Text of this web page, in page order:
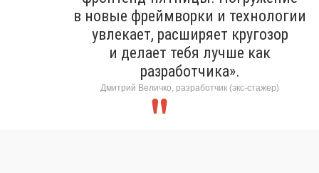
в новые фреймворки и технологии
увлекает, расширяет кругозор
и делает тебя лучше как
разработчика».
Дмитрий Величко, разработчик (экс-стажер)